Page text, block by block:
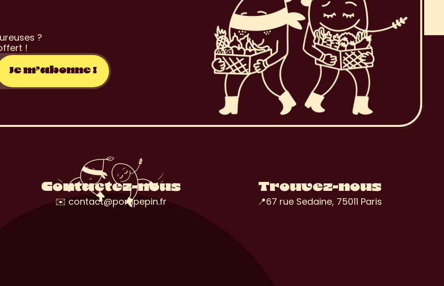
?
!
Contactez-nous
✉️ contact@pompepin.fr
Trouvez-nous
📍67 rue Sedaine, 75011 Paris